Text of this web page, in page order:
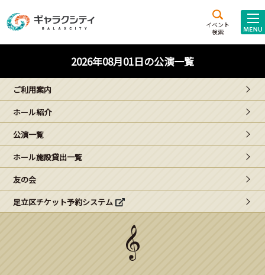
イベント
検索
施設案内
西新井
文化ホール
ギャラクシティとは
こどもみーてぃんぐ
Gがくえん
ブランドからのお知らせ
2026年08月01日の公演一覧
ご利用案内
ホール紹介
公演一覧
ホール施設貸出一覧
友の会
足立区チケット予約システム